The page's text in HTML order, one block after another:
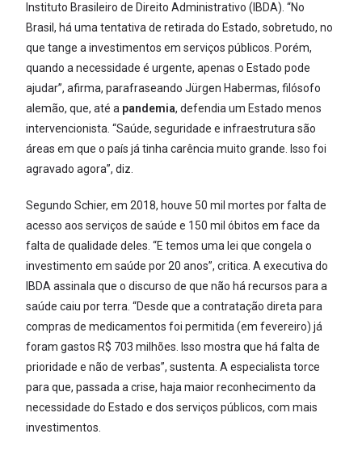
Instituto Brasileiro de Direito Administrativo (IBDA). “No
Brasil, há uma tentativa de retirada do Estado, sobretudo, no
que tange a investimentos em serviços públicos. Porém,
quando a necessidade é urgente, apenas o Estado pode
ajudar”, afirma, parafraseando Jürgen Habermas, filósofo
alemão, que, até a pandemia, defendia um Estado menos
intervencionista. “Saúde, seguridade e infraestrutura são
áreas em que o país já tinha carência muito grande. Isso foi
agravado agora”, diz.
Segundo Schier, em 2018, houve 50 mil mortes por falta de
acesso aos serviços de saúde e 150 mil óbitos em face da
falta de qualidade deles. “E temos uma lei que congela o
investimento em saúde por 20 anos”, critica. A executiva do
IBDA assinala que o discurso de que não há recursos para a
saúde caiu por terra. “Desde que a contratação direta para
compras de medicamentos foi permitida (em fevereiro) já
foram gastos R$ 703 milhões. Isso mostra que há falta de
prioridade e não de verbas”, sustenta. A especialista torce
para que, passada a crise, haja maior reconhecimento da
necessidade do Estado e dos serviços públicos, com mais
investimentos.